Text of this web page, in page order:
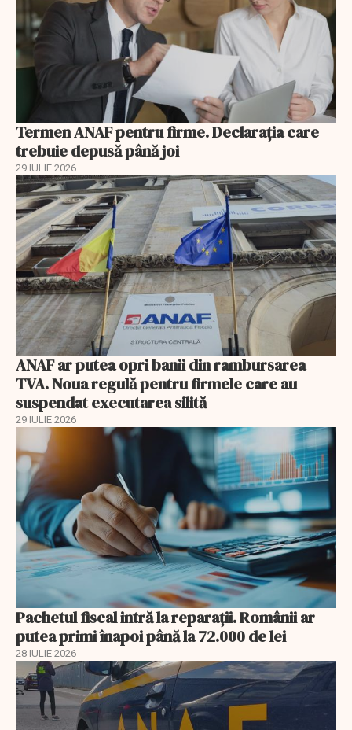
Termen ANAF pentru firme. Declarația care
trebuie depusă până joi
29 IULIE 2026
ANAF ar putea opri banii din rambursarea
TVA. Noua regulă pentru firmele care au
suspendat executarea silită
29 IULIE 2026
Pachetul fiscal intră la reparații. Românii ar
putea primi înapoi până la 72.000 de lei
28 IULIE 2026